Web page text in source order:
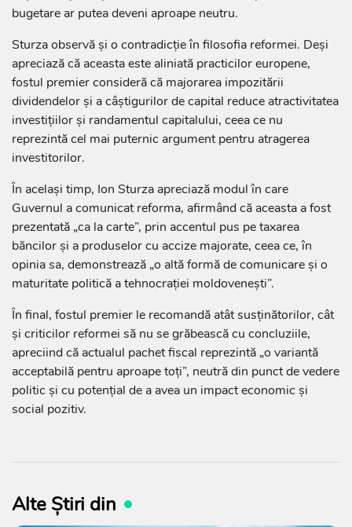
bugetare ar putea deveni aproape neutru.
Sturza observă și o contradicție în filosofia reformei. Deși
apreciază că aceasta este aliniată practicilor europene,
fostul premier consideră că majorarea impozitării
dividendelor și a câștigurilor de capital reduce atractivitatea
investițiilor și randamentul capitalului, ceea ce nu
reprezintă cel mai puternic argument pentru atragerea
investitorilor.
În același timp, Ion Sturza apreciază modul în care
Guvernul a comunicat reforma, afirmând că aceasta a fost
prezentată „ca la carte”, prin accentul pus pe taxarea
băncilor și a produselor cu accize majorate, ceea ce, în
opinia sa, demonstrează „o altă formă de comunicare și o
maturitate politică a tehnocrației moldovenești”.
În final, fostul premier le recomandă atât susținătorilor, cât
și criticilor reformei să nu se grăbească cu concluziile,
apreciind că actualul pachet fiscal reprezintă „o variantă
acceptabilă pentru aproape toți”, neutră din punct de vedere
politic și cu potențial de a avea un impact economic și
social pozitiv.
Alte Știri din